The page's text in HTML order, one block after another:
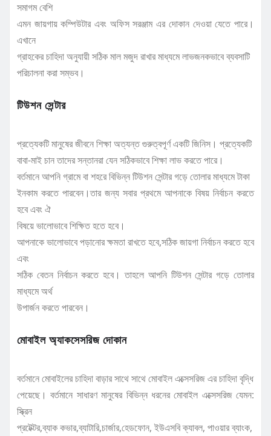
সমাগম বেশি
এমন জায়গায় কম্পিউটার এবং অফিস সরঞ্জাম এর দোকান দেওয়া যেতে পারে।
এখানে
গ্রাহকের চাহিদা অনুযায়ী সঠিক মাল মজুদ রাখার মাধ্যমে লাভজনকভাবে ব্যবসাটি
পরিচালনা করা সম্ভব।
টিউশন সেন্টার
প্রত্যেকটি মানুষের জীবনে শিক্ষা অত্যন্ত গুরুত্বপূর্ণ একটি জিনিস। প্রত্যেকটি
বাবা-মাই চান তাদের সন্তানরা যেন সঠিকভাবে শিক্ষা লাভ করতে পারে।
বর্তমানে আপনি গ্রামে বা শহরে বিভিন্ন টিউশন সেন্টার গড়ে তোলার মাধ্যমে টাকা
ইনকাম করতে পারবেন।তার জন্য সবার প্রথমে আপনাকে বিষয় নির্বাচন করতে
হবে এবং ঐ
বিষয়ে ভালোভাবে শিক্ষিত হতে হবে।
আপনাকে ভালোভাবে পড়ানোর ক্ষমতা রাখতে হবে,সঠিক জায়গা নির্বাচন করতে হবে
এবং
সঠিক বেতন নির্বাচন করতে হবে। তাহলে আপনি টিউশন সেন্টার গড়ে তোলার
মাধ্যমে অর্থ
উপার্জন করতে পারবেন।
মোবাইল অ্যাকসেসরিজ দোকান
বর্তমানে মোবাইলের চাহিদা বাড়ার সাথে সাথে মোবাইল এক্সেসরিজ এর চাহিদা বৃদ্ধি
পেয়েছে। বর্তমানে সাধারণ মানুষের বিভিন্ন ধরনের মোবাইল এক্সেসরিজ যেমন:
স্ক্রিন
প্রটেক্টর,ব্যাক কভার,ব্যাটারি,চার্জার,হেডফোন, ইউএসবি ক্যাবল, পাওয়ার ব্যাংক,